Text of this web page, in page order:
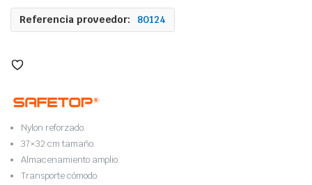
Referencia proveedor: 80124
Nylon reforzado.
37×32 cm tamaño.
Almacenamiento amplio.
Transporte cómodo.